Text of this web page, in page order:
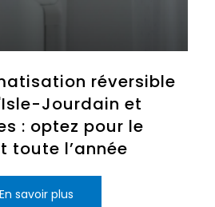
réversible
Jourdain et
: optez pour le
toute l’année
En savoir plus